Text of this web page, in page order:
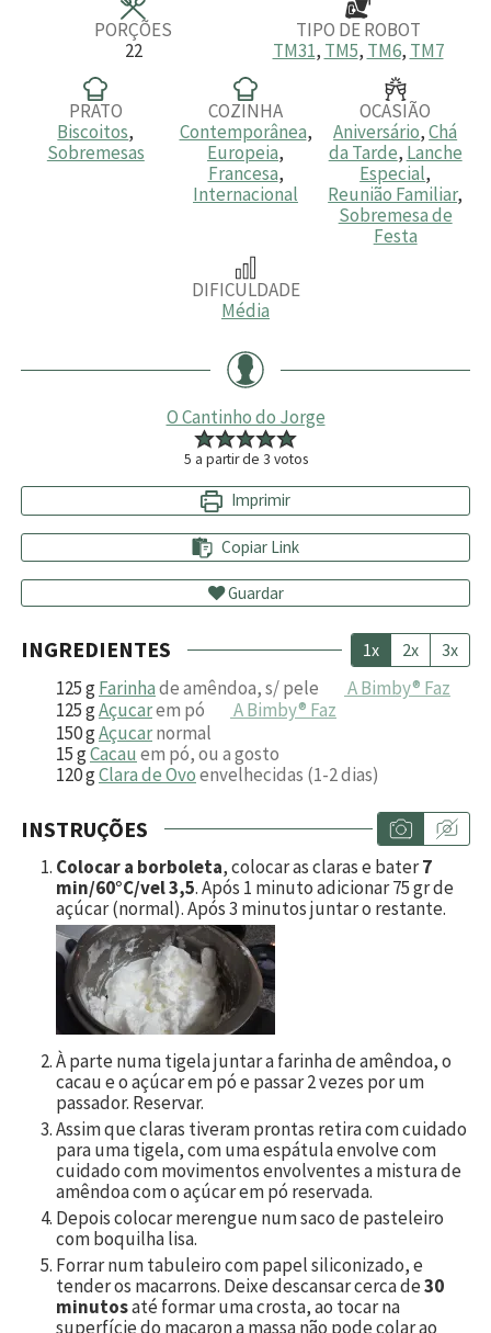
PORÇÕES
22
TIPO DE ROBOT
TM31, TM5, TM6, TM7
PRATO
Biscoitos,
Sobremesas
COZINHA
Contemporânea,
Europeia,
Francesa,
Internacional
OCASIÃO
Aniversário,Chá
da Tarde, Lanche
Especial,
Reunião Familiar,
Sobremesa de
Festa
DIFICULDADE
Média
O Cantinho do Jorge
5 a partir de 3 votos
Imprimir
Copiar Link
Guardar
INGREDIENTES 1x 2x 3x
125gFarinhade amêndoa, s/ pele
A Bimby® Faz
125gAçucarem pó
A Bimby® Faz
150gAçucarnormal
15gCacau em pó, ou a gosto
120gClara de Ovoenvelhecidas (1-2 dias)
INSTRUÇÕES
Colocar a borboleta, colocar as claras e bater7
min/60°C/vel 3,5. Após 1 minuto adicionar 75 gr de
açúcar (normal). Após 3 minutos juntar o restante.
À parte numa tigela juntar a farinha de amêndoa, o
cacau e o açúcar em pó e passar 2 vezes por um
passador. Reservar.
Assim que claras tiveram prontas retira com cuidado
para uma tigela, com uma espátula envolve com
cuidado com movimentos envolventes a mistura de
amêndoa com o açúcar em pó reservada.
Depois colocar merengue num saco de pasteleiro
com boquilha lisa.
Forrar num tabuleiro com papel siliconizado, e
tender os macarrons. Deixe descansar cerca de30
minutosaté formar uma crosta, ao tocar na
superfície do macaron a massa não pode colar ao